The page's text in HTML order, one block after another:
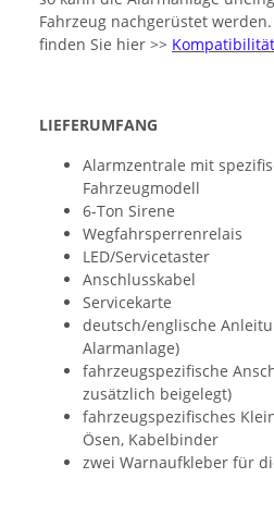
Fahrzeug nachgerüstet
finden Sie hier >>
LIEFERUMFANG
Alarmzentrale mit
Fahrzeugmodell
6-Ton Sirene
Wegfahrsperrenrelais
LED/Servicetaster
Anschlusskabel
Servicekarte
deutsch/englische
Alarmanlage)
fahrzeugspezifische
zusätzlich beigelegt)
fahrzeugspezifisches
Ösen, Kabelbinder
zwei Warnaufkleber für